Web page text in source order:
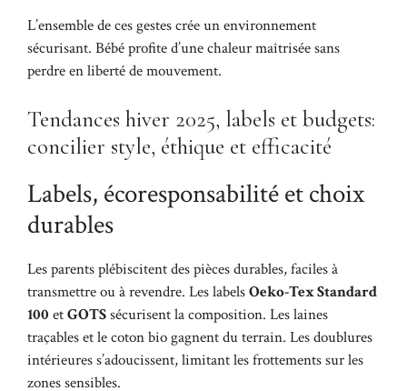
L’ensemble de ces gestes crée un environnement
sécurisant. Bébé profite d’une chaleur maîtrisée sans
perdre en liberté de mouvement.
Tendances hiver 2025, labels et budgets:
concilier style, éthique et efficacité
Labels, écoresponsabilité et choix
durables
Les parents plébiscitent des pièces durables, faciles à
transmettre ou à revendre. Les labelsOeko-Tex Standard
100 etGOTSsécurisent la composition. Les laines
traçables et le coton bio gagnent du terrain. Les doublures
intérieures s’adoucissent, limitant les frottements sur les
zones sensibles.